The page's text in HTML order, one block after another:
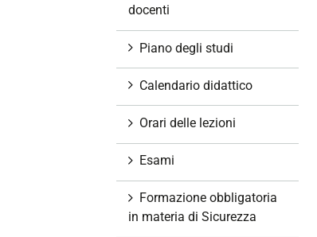
docenti
Piano degli studi
Calendario didattico
Orari delle lezioni
Esami
Formazione obbligatoria
in materia di Sicurezza